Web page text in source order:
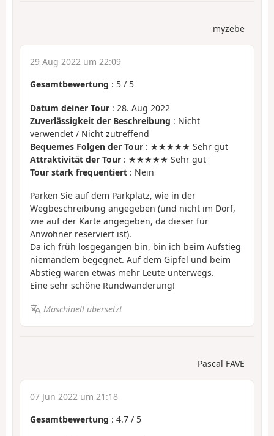
myzebe
29 Aug 2022 um 22:09
Gesamtbewertung : 5 / 5
Datum deiner Tour : 28. Aug 2022
Zuverlässigkeit der Beschreibung : Nicht
verwendet / Nicht zutreffend
Bequemes Folgen der Tour : ★★★★★ Sehr gut
Attraktivität der Tour : ★★★★★ Sehr gut
Tour stark frequentiert : Nein
Parken Sie auf dem Parkplatz, wie in der
Wegbeschreibung angegeben (und nicht im Dorf,
wie auf der Karte angegeben, da dieser für
Anwohner reserviert ist).
Da ich früh losgegangen bin, bin ich beim Aufstieg
niemandem begegnet. Auf dem Gipfel und beim
Abstieg waren etwas mehr Leute unterwegs.
Eine sehr schöne Rundwanderung!
Maschinell übersetzt
Pascal FAVE
07 Jun 2022 um 21:18
Gesamtbewertung : 4.7 / 5